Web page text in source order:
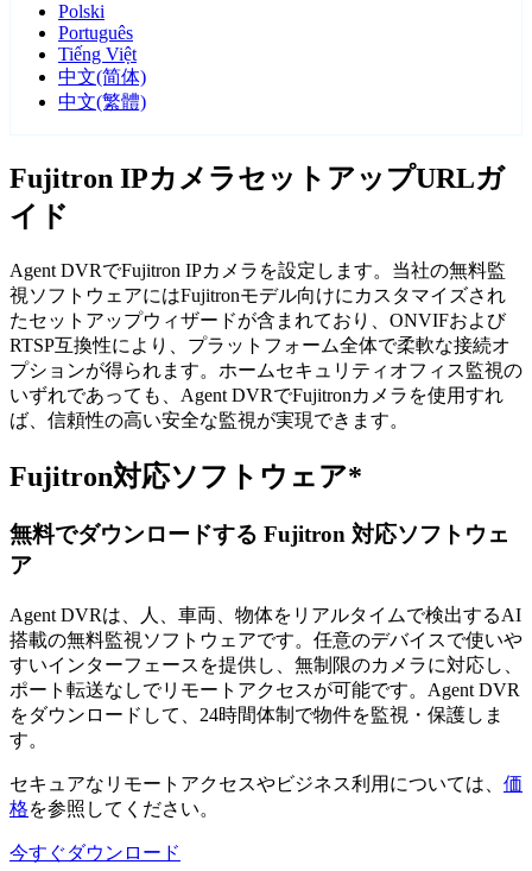
Polski
Português
Tiếng Việt
中文(简体)
中文(繁體)
Fujitron IPカメラセットアップURLガ
イド
Agent DVRでFujitron IPカメラを設定します。当社の無料監
視ソフトウェアにはFujitronモデル向けにカスタマイズされ
たセットアップウィザードが含まれており、ONVIFおよび
RTSP互換性により、プラットフォーム全体で柔軟な接続オ
プションが得られます。ホームセキュリティオフィス監視の
いずれであっても、Agent DVRでFujitronカメラを使用すれ
ば、信頼性の高い安全な監視が実現できます。
Fujitron対応ソフトウェア*
無料でダウンロードする Fujitron 対応ソフトウェ
ア
Agent DVRは、人、車両、物体をリアルタイムで検出するAI
搭載の無料監視ソフトウェアです。任意のデバイスで使いや
すいインターフェースを提供し、無制限のカメラに対応し、
ポート転送なしでリモートアクセスが可能です。Agent DVR
をダウンロードして、24時間体制で物件を監視・保護しま
す。
セキュアなリモートアクセスやビジネス利用については、 価
格を参照してください。
今すぐダウンロード